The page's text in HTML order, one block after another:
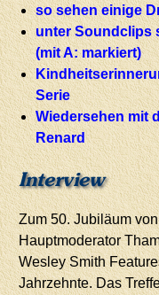
so sehen einige
unter Soundclips
(mit A: markiert)
Serie
Wiedersehen mit
Renard
Interview
Zum 50. Jubiläum
Hauptmoderator
Wesley Smith
Jahrzehnte. Das